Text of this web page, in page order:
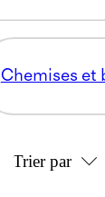
Chemises et
Trier par